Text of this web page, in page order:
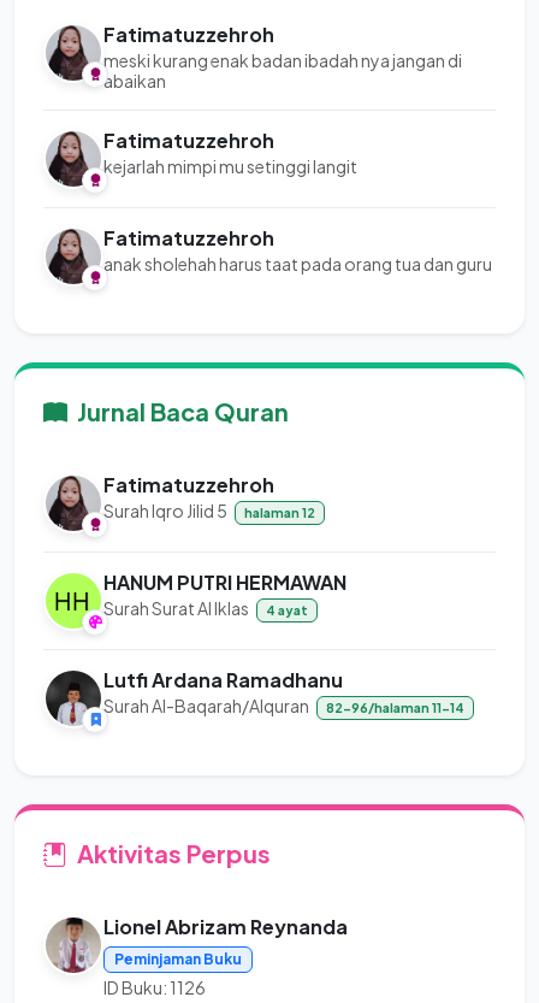
Fatimatuzzehroh
meski kurang enak badan ibadah nya jangan di
abaikan
Fatimatuzzehroh
kejarlah mimpi mu setinggi langit
Fatimatuzzehroh
anak sholehah harus taat pada orang tua dan guru
Jurnal Baca Quran
Fatimatuzzehroh
Surah Iqro Jilid 5 halaman 12
HANUM PUTRI HERMAWAN
Surah Surat Al Iklas 4 ayat
Lutfi Ardana Ramadhanu
Surah Al-Baqarah/Alquran 82-96/halaman 11-14
Aktivitas Perpus
Lionel Abrizam Reynanda
Peminjaman Buku
ID Buku: 1126